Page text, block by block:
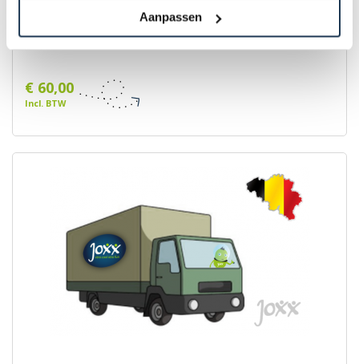
Aanpassen
Montage Street-X/Triker - Afhaal
€ 60,00
Incl. BTW